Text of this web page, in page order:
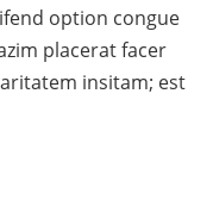
option congue
placerat facer
insitam; est